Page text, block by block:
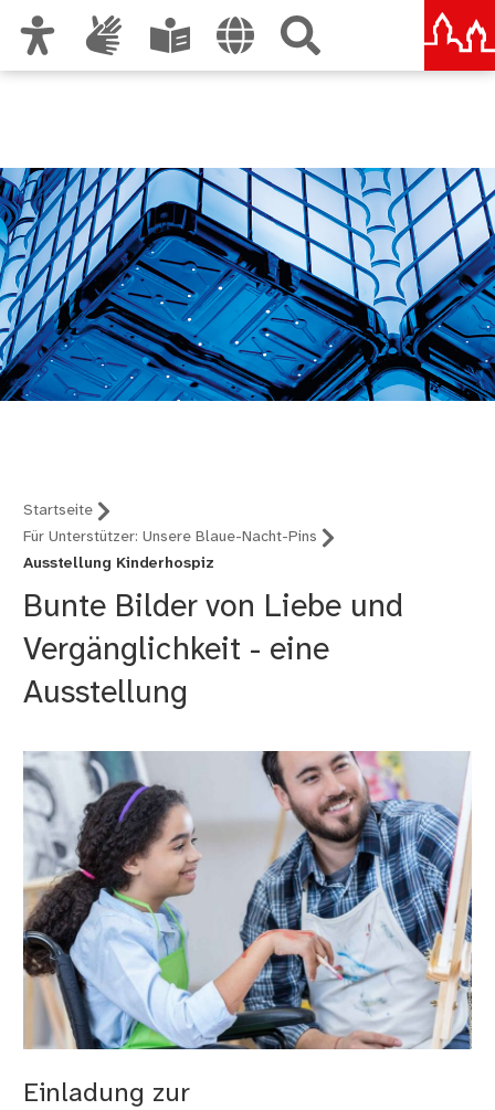
Startseite
Für Unterstützer: Unsere Blaue-Nacht-Pins
Ausstellung Kinderhospiz
Bunte Bilder von Liebe und
Vergänglichkeit - eine
Ausstellung
Einladung zur